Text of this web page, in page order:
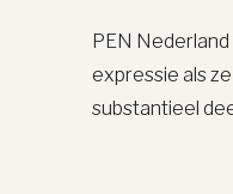
PEN
expressie als
substantieel